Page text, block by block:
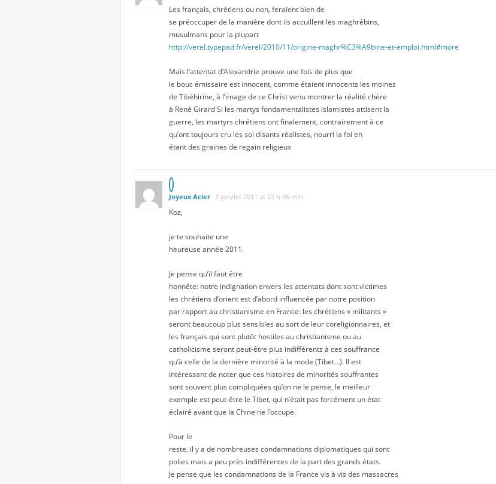
Les français, chrétiens ou non, feraient bien de
se préoccuper de la manière dont ils accuillent les maghrébins,
musulmans pour la plupart
http://verel.typepad.fr/verel/2010/11/origine-maghr%C3%A9bine-et-emploi.html#more
Mais l’attentat d’Alexandrie prouve une fois de plus que
le bouc émissaire est innocent, comme étaient innocents les moines
de Tibéhirine, à l’image de ce Christ venu montrer la réalité chère
à René Girard Si les martys fondamentalistes islamistes attisent la
guerre, les martyrs chrétiens ont finalement, contrairement à ce
qu’ont toujours cru les soi disants réalistes, nourri la foi en
étant des graines de regain religieux
Joyeux Acier 3 janvier 2011 at 22 h 06 min
Koz,
je te souhaite une
heureuse année 2011.
Je pense qu’il faut être
honnête: notre indignation envers les attentats dont sont victimes
les chrétiens d’orient est d’abord influencée par notre position
par rapport au christianisme en France: les chrétiens « militants »
seront beaucoup plus sensibles au sort de leur coreligionnaires, et
les français qui sont plutôt hostiles au christianisme ou au
catholicisme seront peut-être plus indifférents à ces souffrance
qu’à celle de la dernière minorité à la mode (Tibet…). Il est
intéressant de noter que ces histoires de minorités souffrantes
sont souvent plus compliquées qu’on ne le pense, le meilleur
exemple est peut-être le Tibet, qui n’était pas forcément un état
éclairé avant que la Chine ne l’occupe.
Pour le
reste, il y a de nombreuses condamnations diplomatiques qui sont
polies mais a peu près indifférentes de la part des grands états.
Je pense que les condamnations de la France vis à vis des massacres